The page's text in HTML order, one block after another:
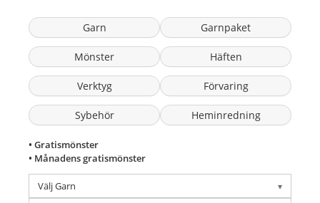
Garn Garnpaket
Mönster Häften
Verktyg Förvaring
Sybehör Heminredning
• Gratismönster
• Månadens gratismönster
Välj Garn